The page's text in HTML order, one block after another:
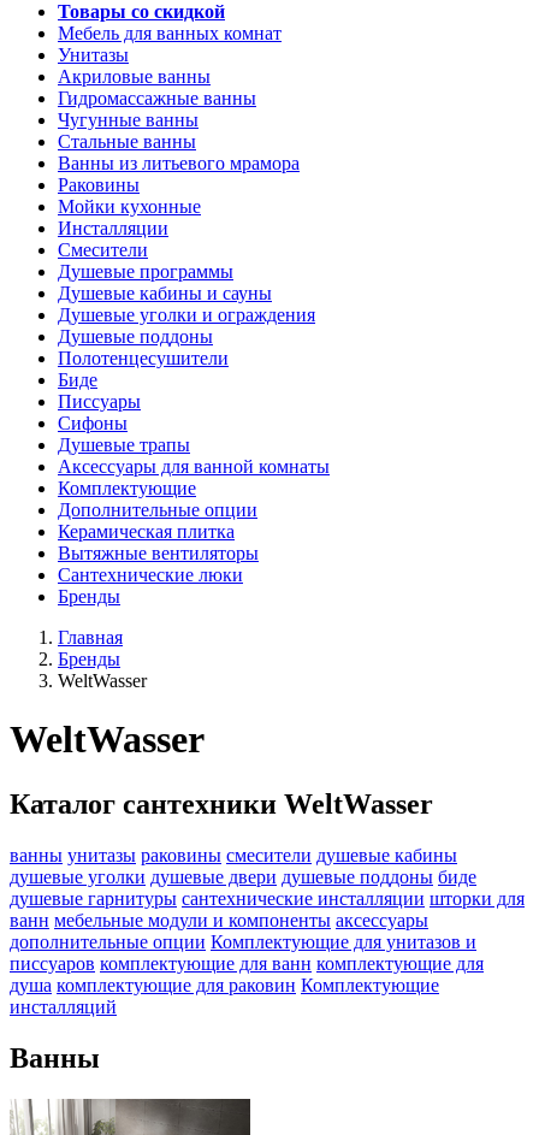
Товары со скидкой
Мебель для ванных комнат
Унитазы
Акриловые ванны
Гидромассажные ванны
Чугунные ванны
Стальные ванны
Ванны из литьевого мрамора
Раковины
Мойки кухонные
Инсталляции
Смесители
Душевые программы
Душевые кабины и сауны
Душевые уголки и ограждения
Душевые поддоны
Полотенцесушители
Биде
Писсуары
Сифоны
Душевые трапы
Аксессуары для ванной комнаты
Комплектующие
Дополнительные опции
Керамическая плитка
Вытяжные вентиляторы
Сантехнические люки
Бренды
Главная
Бренды
WeltWasser
WeltWasser
Каталог сантехники WeltWasser
ванны унитазы раковины смесители душевые кабины
душевые уголки душевые двери душевые поддоны биде
душевые гарнитуры сантехнические инсталляции шторки для
ванн мебельные модули и компоненты аксессуары
дополнительные опции Комплектующие для унитазов и
писсуаров комплектующие для ванн комплектующие для
душа комплектующие для раковин Комплектующие
инсталляций
Ванны